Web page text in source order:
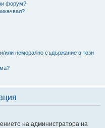
форум?
или неморално съдържание в този
на администратора на